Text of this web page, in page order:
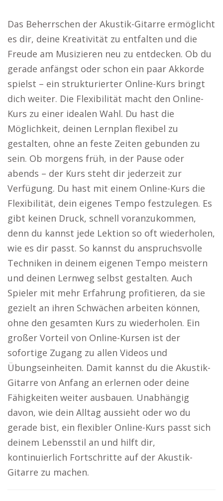
Das Beherrschen der Akustik-Gitarre ermöglicht
es dir, deine Kreativität zu entfalten und die
Freude am Musizieren neu zu entdecken. Ob du
gerade anfängst oder schon ein paar Akkorde
spielst – ein strukturierter Online-Kurs bringt
dich weiter. Die Flexibilität macht den Online-
Kurs zu einer idealen Wahl. Du hast die
Möglichkeit, deinen Lernplan flexibel zu
gestalten, ohne an feste Zeiten gebunden zu
sein. Ob morgens früh, in der Pause oder
abends – der Kurs steht dir jederzeit zur
Verfügung. Du hast mit einem Online-Kurs die
Flexibilität, dein eigenes Tempo festzulegen. Es
gibt keinen Druck, schnell voranzukommen,
denn du kannst jede Lektion so oft wiederholen,
wie es dir passt. So kannst du anspruchsvolle
Techniken in deinem eigenen Tempo meistern
und deinen Lernweg selbst gestalten. Auch
Spieler mit mehr Erfahrung profitieren, da sie
gezielt an ihren Schwächen arbeiten können,
ohne den gesamten Kurs zu wiederholen. Ein
großer Vorteil von Online-Kursen ist der
sofortige Zugang zu allen Videos und
Übungseinheiten. Damit kannst du die Akustik-
Gitarre von Anfang an erlernen oder deine
Fähigkeiten weiter ausbauen. Unabhängig
davon, wie dein Alltag aussieht oder wo du
gerade bist, ein flexibler Online-Kurs passt sich
deinem Lebensstil an und hilft dir,
kontinuierlich Fortschritte auf der Akustik-
Gitarre zu machen.